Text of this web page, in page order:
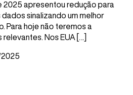
2025 apresentou redução para
sinalizando um melhor
Para hoje não teremos a
Nos EUA […]